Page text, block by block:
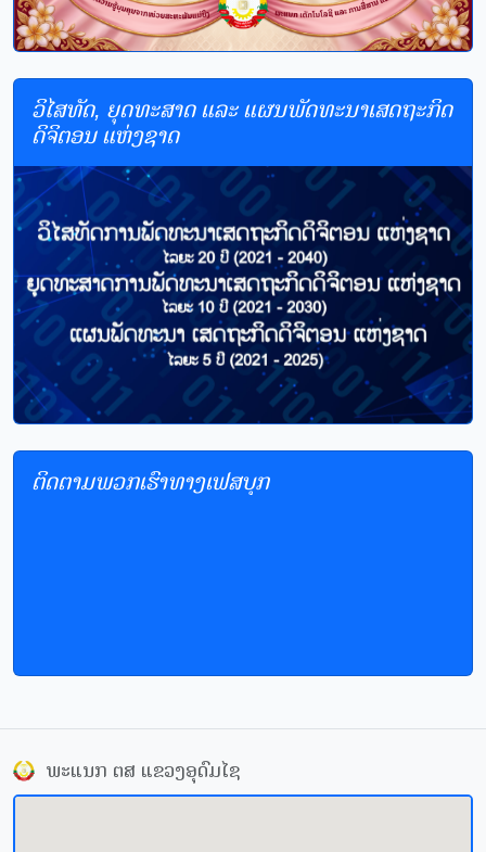
ວິໄສທັດ, ຍຸດທະສາດ ແລະ ແຜນພັດທະນາເສດຖະກິດ
ດິຈິຕອນ ແຫ່ງຊາດ
ຕິດຕາມພວກເຮົາທາງເຟສບຸກ
ພະແນກ ຕສ ແຂວງອຸດົມໄຊ